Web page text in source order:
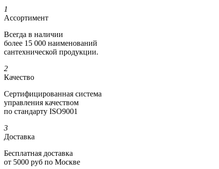
1
Ассортимент
Всегда в наличии
более 15 000 наименований
сантехнической продукции.
2
Качество
Сертифициро­ванная система
управления качеством
по стандарту ISO9001
3
Доставка
Бесплатная доставка
от 5000 руб по Москве